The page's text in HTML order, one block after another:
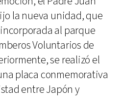
la nueva unidad, que
al parque
Voluntarios de
se realizó el
placa conmemorativa
entre Japón y